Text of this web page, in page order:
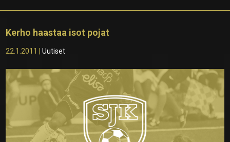
Kerho haastaa isot pojat
22.1.2011 |Uutiset